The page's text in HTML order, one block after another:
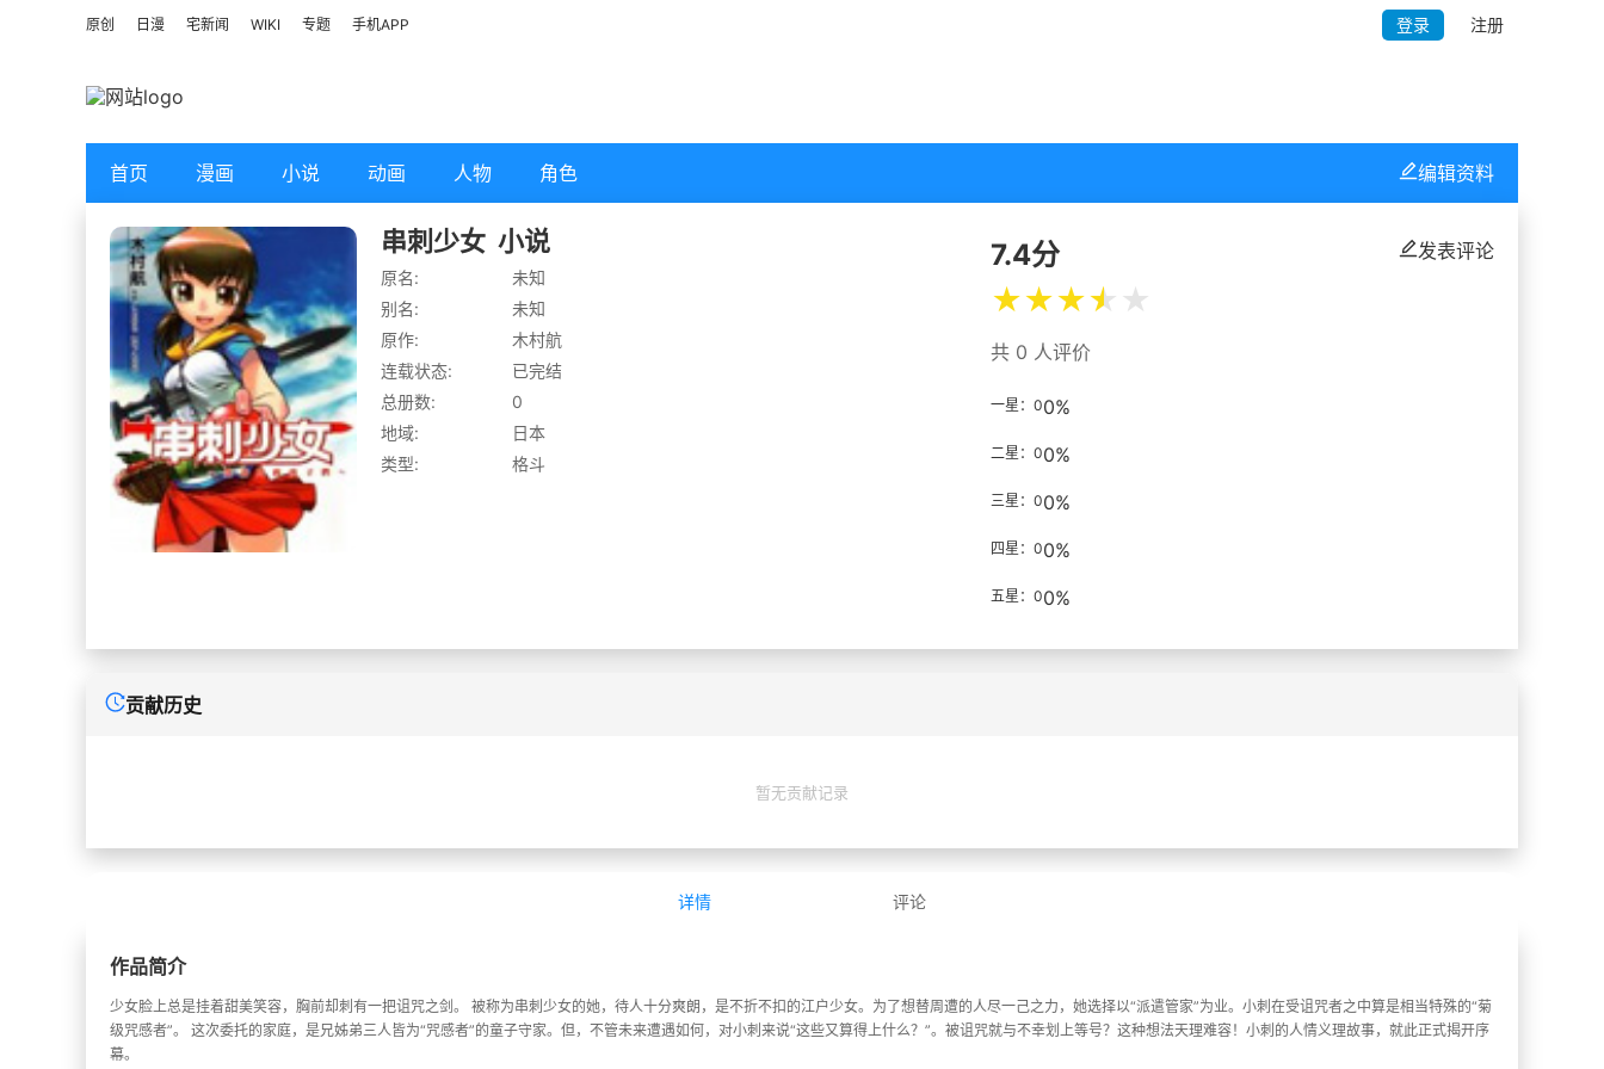
原创 日漫 宅新闻 WIKI 专题 手机APP 登录 注册
首页 漫画 小说 动画 人物 角色
串刺少女 小说
原名:
未知
别名:
未知
原作:
木村航
连载状态:
已完结
总册数:
0
地域:
日本
类型:
格斗
发表评论
7.4分
★★★★ ★
共 0 人评价
一星：00%
二星：00%
三星：00%
四星：00%
五星：00%
编辑资料
贡献历史
暂无贡献记录
详情 评论
作品简介
少女脸上总是挂着甜美笑容，胸前却刺有一把诅咒之剑。 被称为串刺少女的她，待人十分爽朗，是不折不扣的江户少女。为了想替周遭的人尽一己之力，她选择以“派遣管家”为业。小刺在受诅咒者之中算是相当特殊的“菊
级咒感者”。 这次委托的家庭，是兄姊弟三人皆为“咒感者”的童子守家。但，不管未来遭遇如何，对小刺来说“这些又算得上什么？”。被诅咒就与不幸划上等号？这种想法天理难容！小刺的人情义理故事，就此正式揭开序
幕。